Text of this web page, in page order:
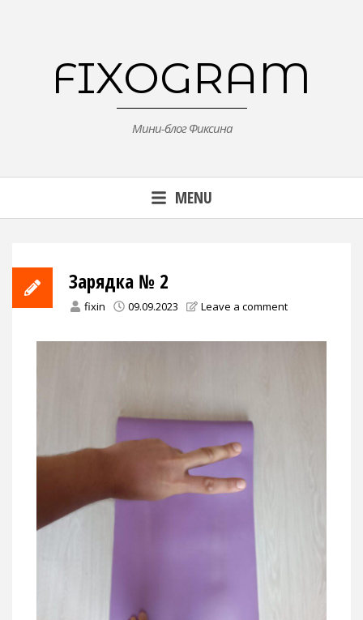
FIXOGRAM
Мини-блог Фиксина
MENU
Зарядка № 2
fixin 09.09.2023 Leave a comment